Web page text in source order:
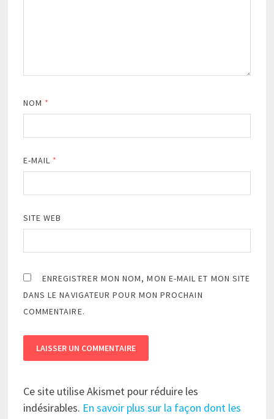
NOM *
E-MAIL *
SITE WEB
ENREGISTRER MON NOM, MON E-MAIL ET MON SITE
DANS LE NAVIGATEUR POUR MON PROCHAIN
COMMENTAIRE.
Ce site utilise Akismet pour réduire les
indésirables. En savoir plus sur la façon dont les